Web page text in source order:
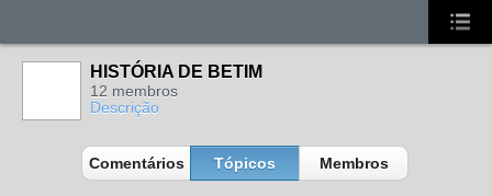
HISTÓRIA DE BETIM
12 membros
Descrição
Comentários Tópicos Membros